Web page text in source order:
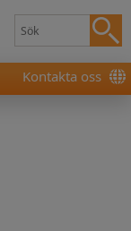
Kontakta oss